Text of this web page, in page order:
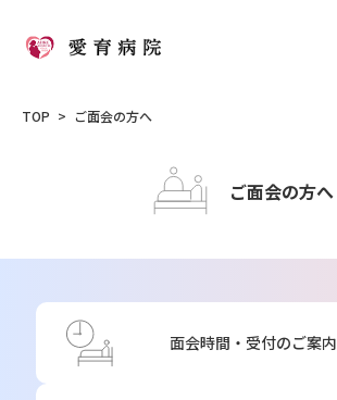
TOP ご面会の方へ
ご面会の方へ
面会時間・受付のご案内